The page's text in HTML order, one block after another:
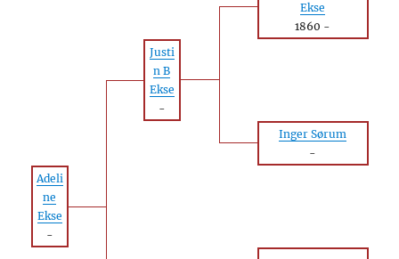
Ekse
1860 -
Justi
n B
Ekse
-
Inger Sørum
-
Adeli
ne
Ekse
-